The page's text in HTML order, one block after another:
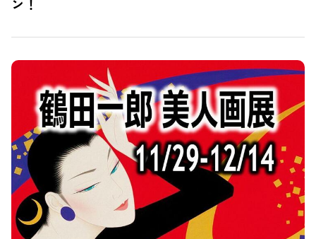
ン！